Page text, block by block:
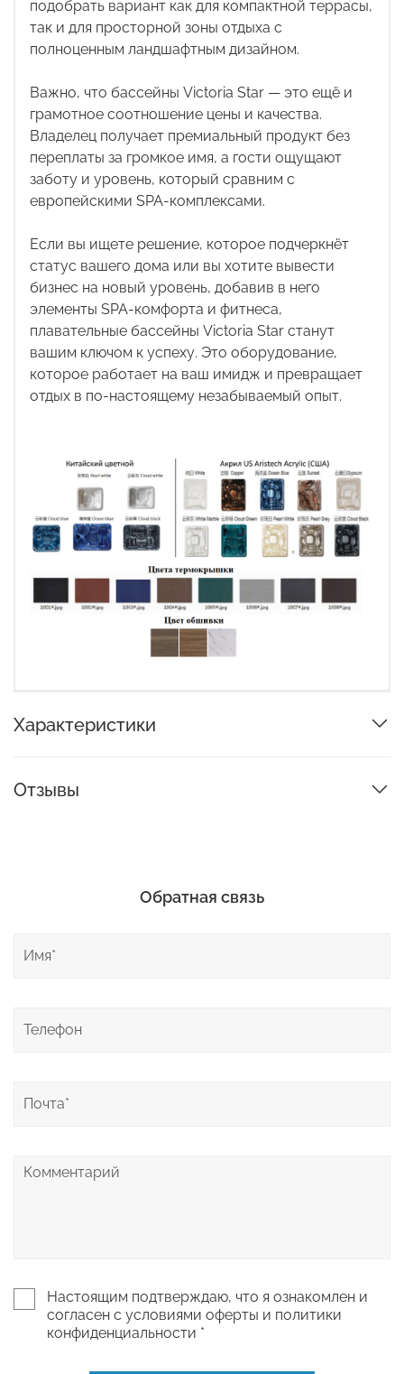
подобрать вариант как для компактной террасы,
так и для просторной зоны отдыха с
полноценным ландшафтным дизайном.
Важно, что бассейны Victoria Star — это ещё и
грамотное соотношение цены и качества.
Владелец получает премиальный продукт без
переплаты за громкое имя, а гости ощущают
заботу и уровень, который сравним с
европейскими SPA-комплексами.
Если вы ищете решение, которое подчеркнёт
статус вашего дома или вы хотите вывести
бизнес на новый уровень, добавив в него
элементы SPA-комфорта и фитнеса,
плавательные бассейны Victoria Star станут
вашим ключом к успеху. Это оборудование,
которое работает на ваш имидж и превращает
отдых в по-настоящему незабываемый опыт.
Характеристики
Отзывы
Обратная связь
Настоящим подтверждаю, что я ознакомлен и
согласен с условиями оферты и политики
конфиденциальности *